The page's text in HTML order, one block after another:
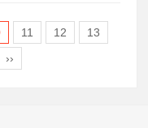
11 12
13
››